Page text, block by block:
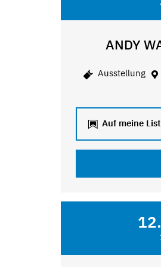
ANDY
Ausstellung
Auf meine